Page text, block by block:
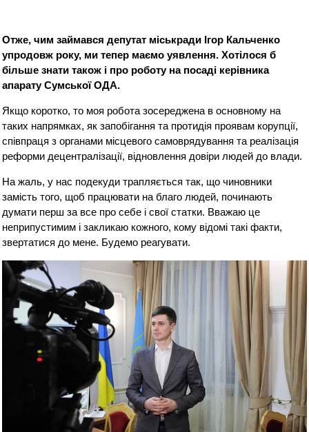
Отже, чим займався депутат міськради Ігор Кальченко
упродовж року, ми тепер маємо уявлення. Хотілося б
більше знати також і про роботу на посаді керівника
апарату Сумської ОДА.
Якщо коротко, то моя робота зосереджена в основному на
таких напрямках, як запобігання та протидія проявам корупції,
співпраця з органами місцевого самоврядування та реалізація
реформи децентралізації, відновлення довіри людей до влади.
На жаль, у нас подекуди трапляється так, що чиновники
замість того, щоб працювати на благо людей, починають
думати перш за все про себе і свої статки. Вважаю це
неприпустимим і закликаю кожного, кому відомі такі факти,
звертатися до мене. Будемо реагувати.